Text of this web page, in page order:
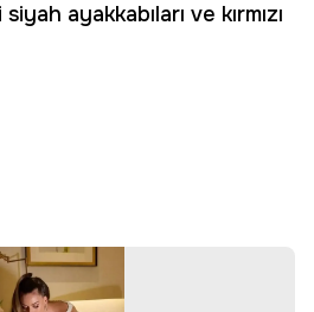
ayakkabıları ve kırmızı